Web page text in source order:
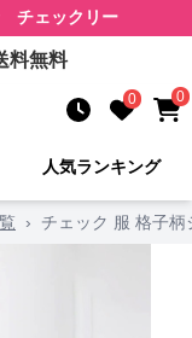
チェックリー
料無料
0 0
人気ランキング
› チェック 服 格子